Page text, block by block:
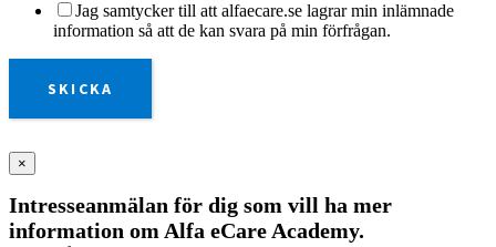
Jag samtycker till att alfaecare.se lagrar min inlämnade
information så att de kan svara på min förfrågan.
SKICKA
×
Intresseanmälan för dig som vill ha mer
information om Alfa eCare Academy.